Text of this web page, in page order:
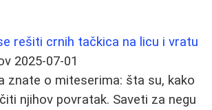
rešiti crnih tačkica na licu i vratu
2025-07-01
znate o miteserima: šta su, kako
njihov povratak. Saveti za negu